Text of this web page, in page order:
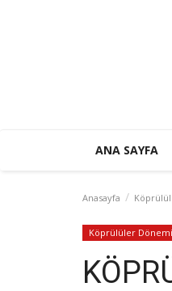
ANA SAYFA
Anasayfa
Köprülüler Dönemi